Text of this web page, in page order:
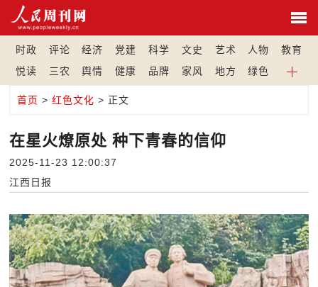
时政 评论 经济 党建 科学 文史 艺术 人物
教育
悦读
三农 舆情 健康 品牌 家风 地方 绿色
首页 >红色文化 > 正文
在星火燎原处 种下青春的信仰
2025-11-23 12:00:37
江西日报